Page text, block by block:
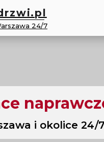
24/7
i okolice 24/7